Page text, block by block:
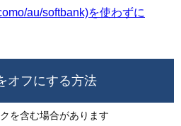
au/softbank)を使わずに
オフにする方法
を含む場合があります